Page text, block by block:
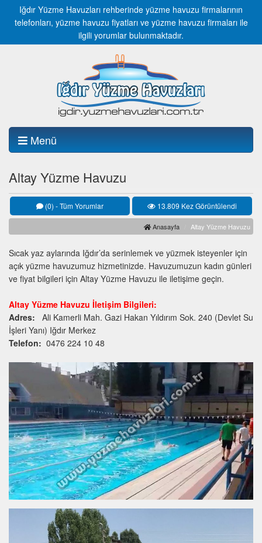
Iğdır Yüzme Havuzları rehberinde yüzme havuzu firmalarının
telefonları, yüzme havuzu fiyatları ve yüzme havuzu firmaları ile
ilgili yorumlar bulunmaktadır.
Menü
Altay Yüzme Havuzu
(0) - Tüm Yorumlar 13.809 Kez Görüntülendi
Anasayfa Altay Yüzme Havuzu
Sıcak yaz aylarında Iğdır’da serinlemek ve yüzmek isteyenler için
açık yüzme havuzumuz hizmetinizde. Havuzumuzun kadın günleri
ve fiyat bilgileri için Altay Yüzme Havuzu ile iletişime geçin.
Altay Yüzme Havuzu İletişim Bilgileri:
Adres:
Ali Kamerli Mah. Gazi Hakan Yıldırım Sok. 240 (Devlet Su
İşleri Yanı) Iğdır Merkez
Telefon: 0476 224 10 48